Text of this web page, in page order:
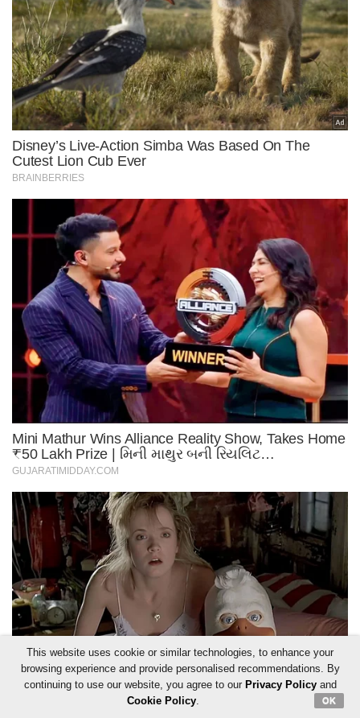
This website uses cookie or similar technologies, to enhance your
browsing experience and provide personalised recommendations. By
continuing to use our website, you agree to our Privacy Policyand
Cookie Policy. OK